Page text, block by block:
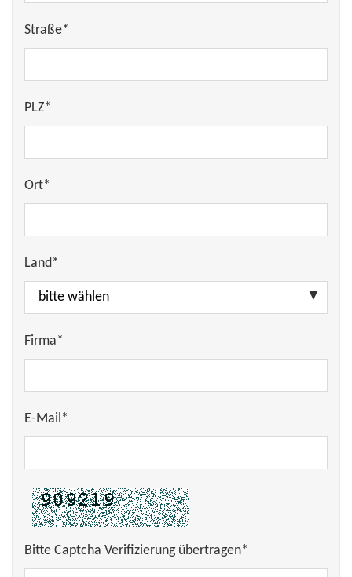
Straße*
PLZ*
Ort*
Land*
Firma*
E-Mail*
Bitte Captcha Verifizierung übertragen*